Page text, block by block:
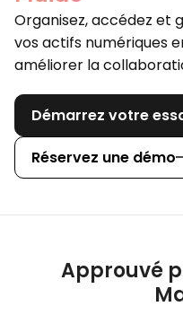
Organisez, accédez et
vos actifs numériques
améliorer la
Démarrez votre
Réservez une démo
Approuvé